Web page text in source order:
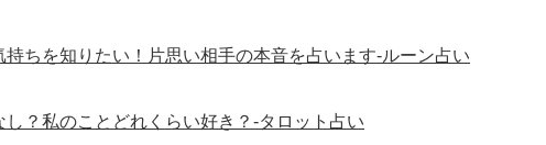
持ちを知りたい！片思い相手の本音を占います-ルーン占い
し？私のことどれくらい好き？-タロット占い